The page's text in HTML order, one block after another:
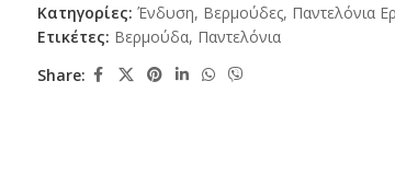
Κατηγορίες: Ένδυση, Βερμούδες, Παντελόνια
Ετικέτες: Βερμούδα, Παντελόνια
Share: